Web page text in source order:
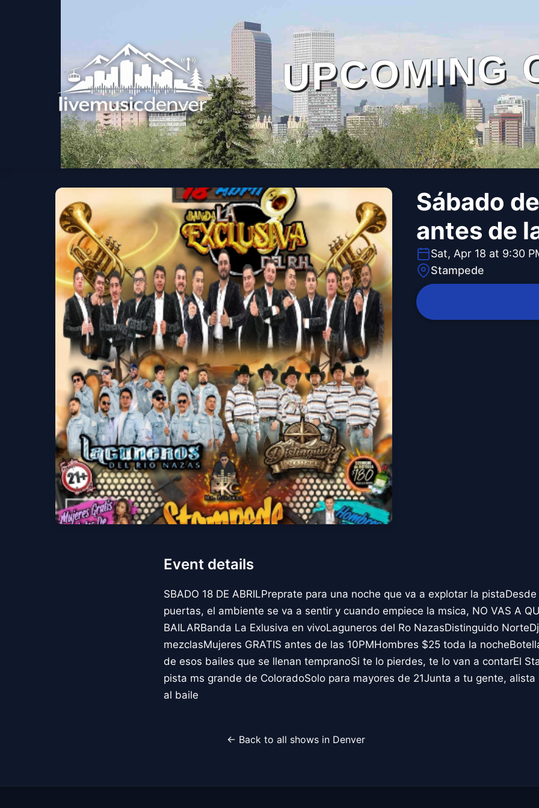
UPCOMING
Sábado
antes de
Sat, Apr 18 at 9:30
Stampede
Event details
SBADO 18 DE ABRILPreprate para una noche que va a explotar la
puertas, el ambiente se va a sentir y cuando empiece la msica, NO VAS A
BAILARBanda La Exlusiva en vivoLaguneros del Ro NazasDistinguido
mezclasMujeres GRATIS antes de las 10PMHombres $25 toda la
de esos bailes que se llenan tempranoSi te lo pierdes, te lo van a contarEl
pista ms grande de ColoradoSolo para mayores de 21Junta a tu gente,
al baile
← Back to all shows in Denver